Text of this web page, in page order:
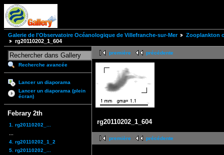
Galerie de l'Observatoire Océanologique de Villefranche-sur-Mer
Zooplankton
rg20110202_1_604
Recherche avancée
Lancer un diaporama
Lancer un diaporama (plein
écran)
Febrary 2th
1. rg20110202_...
4. rg20110202_1_2
5. rg20110202_...
première précédente
rg20110202_1_604
première précédente